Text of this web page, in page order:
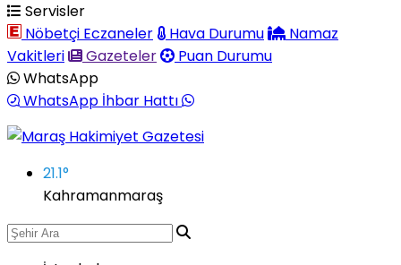
Servisler
Nöbetçi Eczaneler
Hava Durumu
Namaz
Vakitleri
Gazeteler
Puan Durumu
WhatsApp
WhatsApp İhbar Hattı
21.1°
Kahramanmaraş